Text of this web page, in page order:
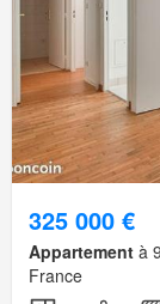
325 000 €
Appartement à
France